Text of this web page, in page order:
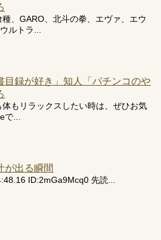
、GARO、北斗の拳、エヴァ、エウ
ルトラ...
目録が好き」知人「パチンコのや
もリラックスしたい時は、ぜひお気
...
が出る瞬間
ID:2mGa9Mcq0 先読...